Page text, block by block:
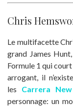
Chris
Le multifacette
grand James
Formule 1 qui
arrogant, il
les Carrera
personnage: un